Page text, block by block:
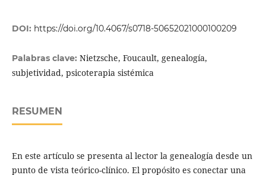
DOI: https://doi.org/10.4067/s0718-50652021000100209
Palabras clave: Nietzsche, Foucault, genealogía,
subjetividad, psicoterapia sistémica
RESUMEN
En este artículo se presenta al lector la genealogía desde un
punto de vista teórico-clínico. El propósito es conectar una